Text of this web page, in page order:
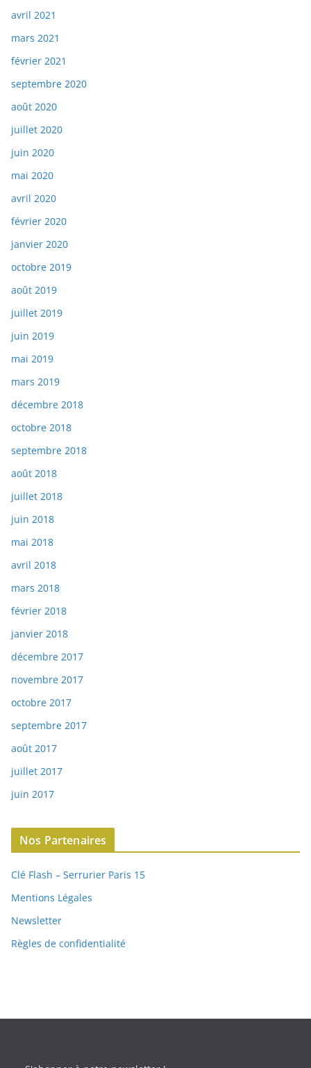
avril 2021
mars 2021
février 2021
septembre 2020
août 2020
juillet 2020
juin 2020
mai 2020
avril 2020
février 2020
janvier 2020
octobre 2019
août 2019
juillet 2019
juin 2019
mai 2019
mars 2019
décembre 2018
octobre 2018
septembre 2018
août 2018
juillet 2018
juin 2018
mai 2018
avril 2018
mars 2018
février 2018
janvier 2018
décembre 2017
novembre 2017
octobre 2017
septembre 2017
août 2017
juillet 2017
juin 2017
Nos Partenaires
Clé Flash – Serrurier Paris 15
Mentions Légales
Newsletter
Règles de confidentialité